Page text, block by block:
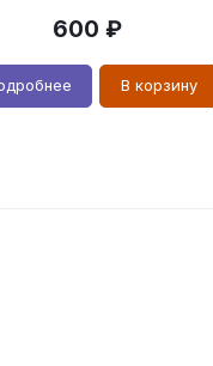
600 ₽
В корзину